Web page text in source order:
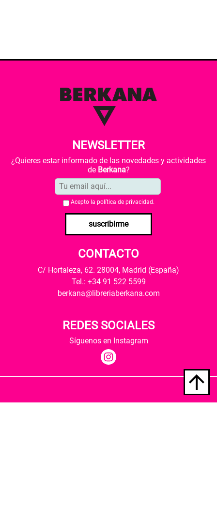
NEWSLETTER
¿Quieres estar informado de las novedades y actividades
de Berkana?
Acepto la política de privacidad .
suscribirme
CONTACTO
C/ Hortaleza, 62. 28004, Madrid (España)
Tel.: +34 91 522 5599
berkana@libreriaberkana.com
REDES SOCIALES
Síguenos en Instagram